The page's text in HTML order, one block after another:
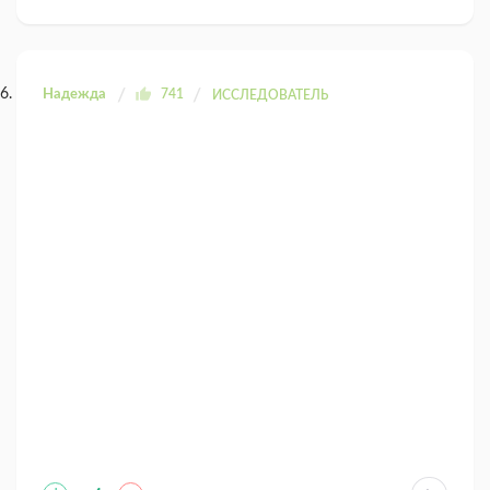
Надежда 741 ИССЛЕДОВАТЕЛЬ